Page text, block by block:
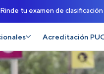
tu examen de clasificación
Acreditación